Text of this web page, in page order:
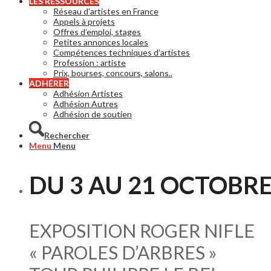
Réseau d’artistes en France
Appels à projets
Offres d’emploi, stages
Petites annonces locales
Compétences techniques d’artistes
Profession : artiste
Prix, bourses, concours, salons..
ADHÉRER
Adhésion Artistes
Adhésion Autres
Adhésion de soutien
Rechercher
Menu Menu
DU 3 AU 21
EXPOSITION ROGER NIFLE
« PAROLES D’ARBRES »